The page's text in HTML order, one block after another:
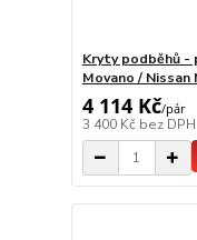
Kryty podběhů -
Movano /
4 114 Kč/pár
3 400 Kč bez DPH